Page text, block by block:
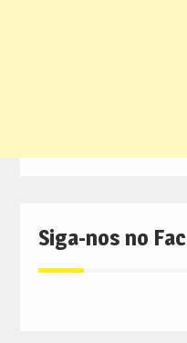
Siga-nos no